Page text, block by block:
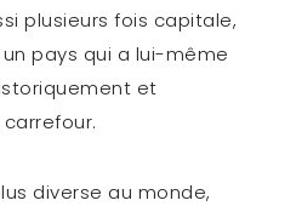
plusieurs fois capitale,
pays qui a lui-même
et
diverse au monde,